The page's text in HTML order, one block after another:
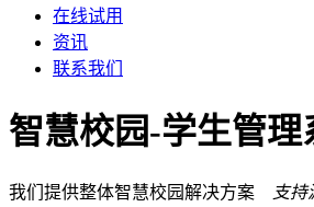
在线试用
资讯
联系我们
智慧校园-学生管理
我们提供整体智慧校园解决方案 支持